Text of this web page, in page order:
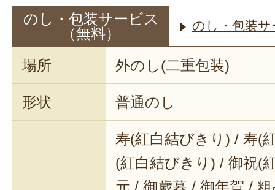
のし・包装サービス
（無料）
のし・包装
場所 外のし(二重包装)
形状 普通のし
寿(紅白結びきり) / 寿(
(紅白結びきり) / 御祝(